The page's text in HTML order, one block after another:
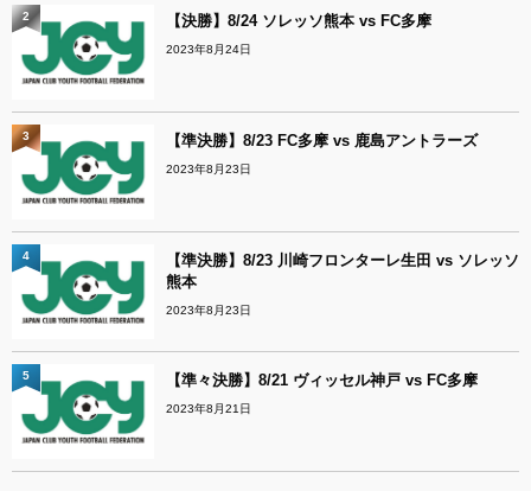
【決勝】8/24 ソレッソ熊本 vs FC多摩
2023年8月24日
2
【準決勝】8/23 FC多摩 vs 鹿島アントラーズ
2023年8月23日
3
【準決勝】8/23 川崎フロンターレ生田 vs ソレッソ
熊本
2023年8月23日
4
【準々決勝】8/21 ヴィッセル神戸 vs FC多摩
2023年8月21日
5